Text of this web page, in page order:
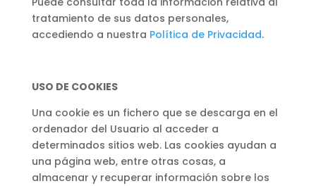
tratamiento de sus datos personales,
accediendo a nuestra Política de Privacidad.
USO DE COOKIES
Una cookie es un fichero que se descarga en el
ordenador del Usuario al acceder a
determinados sitios web. Las cookies ayudan a
una página web, entre otras cosas, a
almacenar y recuperar información sobre los